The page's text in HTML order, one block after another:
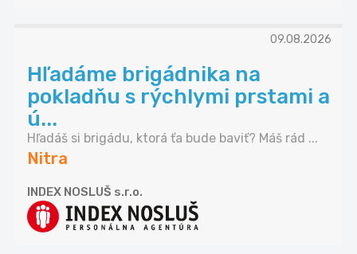
09.08.2026
Hľadáme brigádnika na
pokladňu s rýchlymi prstami a
ú...
Hľadáš si brigádu, ktorá ťa bude baviť? Máš rád ...
Nitra
INDEX NOSLUŠ s.r.o.